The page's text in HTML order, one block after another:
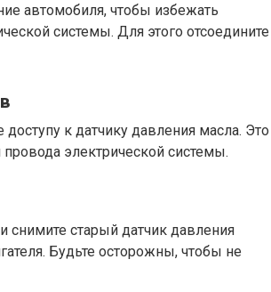
автомобиля, чтобы избежать
системы. Для этого отсоедините
к датчику давления масла. Это
электрической системы.
снимите старый датчик давления
Будьте осторожны, чтобы не